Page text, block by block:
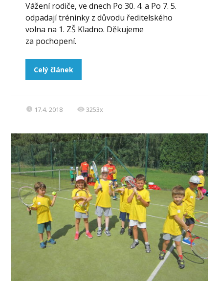
Vážení rodiče, ve dnech Po 30. 4. a Po 7. 5.
odpadají tréninky z důvodu ředitelského
volna na 1. ZŠ Kladno. Děkujeme
za pochopení.
Celý článek
17.4. 2018 3253x